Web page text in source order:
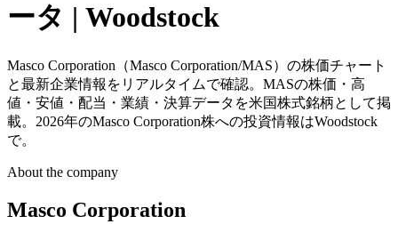
ータ | Woodstock
Masco Corporation（Masco Corporation/MAS）の株価チャート
と最新企業情報をリアルタイムで確認。MASの株価・高
値・安値・配当・業績・決算データを米国株式銘柄として掲
載。2026年のMasco Corporation株への投資情報はWoodstock
で。
About the company
Masco Corporation